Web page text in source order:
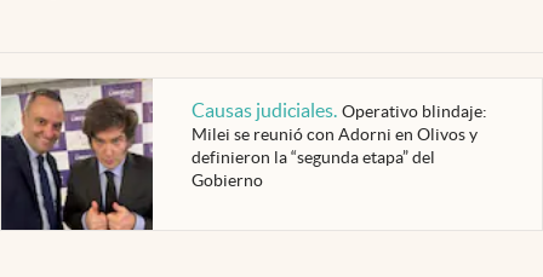
Causas judiciales. Operativo blindaje:
Milei se reunió con Adorni en Olivos y
definieron la “segunda etapa” del
Gobierno